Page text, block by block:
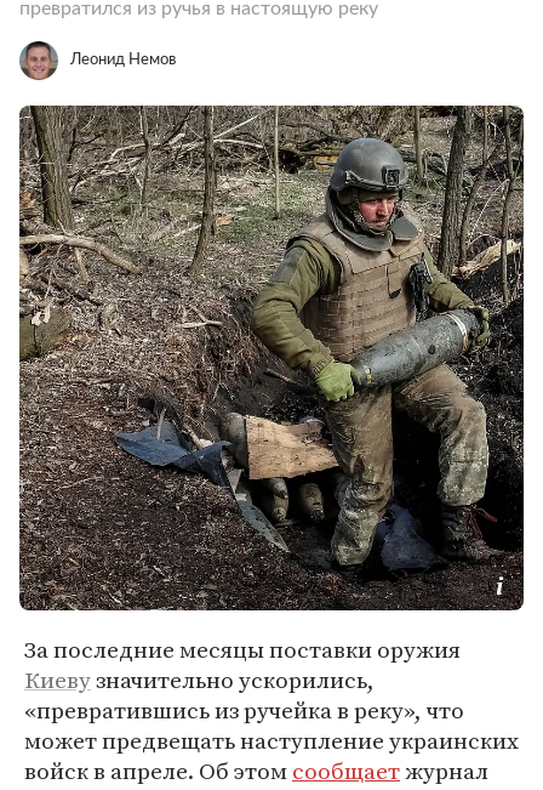
превратился из ручья в настоящую реку
Леонид Немов
За последние месяцы поставки оружия
Киевузначительно ускорились,
«превратившись из ручейка в реку», что
может предвещать наступление украинских
войск в апреле. Об этомсообщаетжурнал